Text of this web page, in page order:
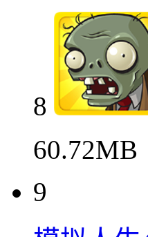
8
60.72MB
9